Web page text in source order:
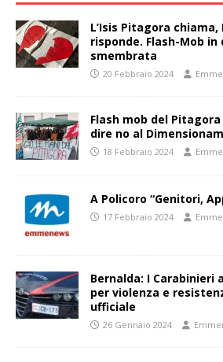
L’Isis Pitagora
risponde. Flash-Mob
smembrata
20 Febbraio 2024
Flash mob del
dire no al
18 Febbraio 2024
A Policoro “Genitori,
17 Febbraio 2024
Bernalda: I Carabinieri
per violenza e
ufficiale
26 Gennaio 2024